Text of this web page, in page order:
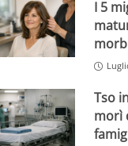
I 5
Tso
morì